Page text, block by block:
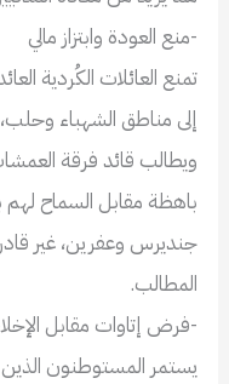
-منع العودة وابتزاز مالي
تمنع العائلات الكُردية
إلى مناطق الشهباء
ويطالب قائد فرقة
جنديرس وعفرين، غير
المطالب.
-فرض إتاوات مقابل
يستمر المستوطنون